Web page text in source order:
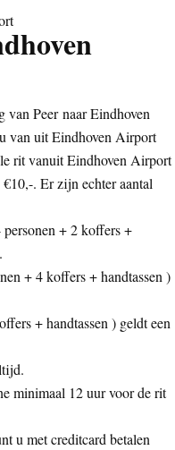
van Peer naar Eindhoven
van uit Eindhoven Airport
rit vanuit Eindhoven Airport
. Er zijn echter aantal
+ 2 koffers +
+ 4 koffers + handtassen )
+ handtassen ) geldt een
minimaal 12 uur voor de rit
u met creditcard betalen